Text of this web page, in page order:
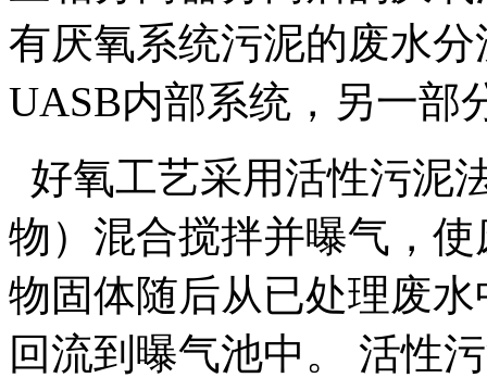
有厌氧系统污泥的废水
UASB内部系统，另一部
好氧工艺采用活性污泥
物）混合搅拌并曝气，
物固体随后从已处理废
回流到曝气池中。 活性